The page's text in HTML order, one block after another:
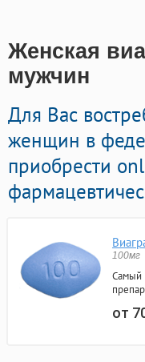
Женская
мужчин
Для Вас
женщин в
приобрести
100мг
Самый
от